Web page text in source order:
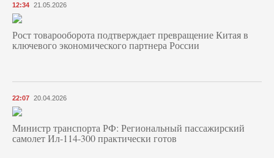
12:34 21.05.2026
Рост товарооборота подтверждает превращение Китая в
ключевого экономического партнера России
22:07 20.04.2026
Министр транспорта РФ: Региональный пассажирский
самолет Ил-114-300 практически готов